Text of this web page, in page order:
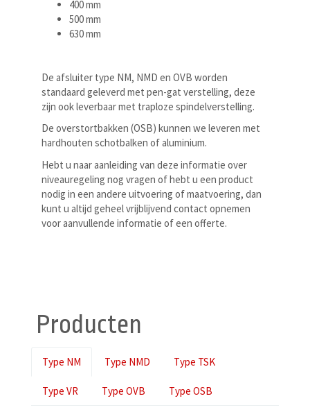
400 mm
500 mm
630 mm
De afsluiter type NM, NMD en OVB worden
standaard geleverd met pen-gat verstelling, deze
zijn ook leverbaar met traploze spindelverstelling.
De overstortbakken (OSB) kunnen we leveren met
hardhouten schotbalken of aluminium.
Hebt u naar aanleiding van deze informatie over
niveauregeling nog vragen of hebt u een product
nodig in een andere uitvoering of maatvoering, dan
kunt u altijd geheel vrijblijvend contact opnemen
voor aanvullende informatie of een offerte.
Producten
Type NM Type NMD Type TSK
Type VR Type OVB Type OSB